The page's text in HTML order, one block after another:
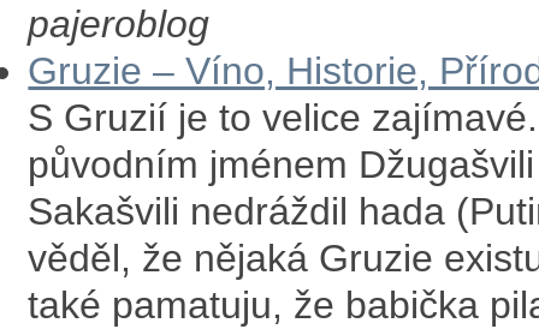
pajeroblog
Gruzie – Víno, Historie,
S Gruzií je to velice
původním jménem
Sakašvili nedráždil hada
věděl, že nějaká Gruzie
také pamatuju, že babička